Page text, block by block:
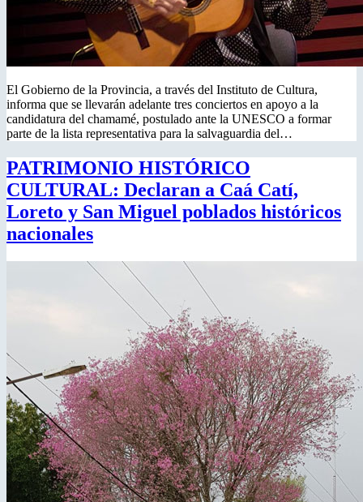
El Gobierno de la Provincia, a través del Instituto de Cultura,
informa que se llevarán adelante tres conciertos en apoyo a la
candidatura del chamamé, postulado ante la UNESCO a formar
parte de la lista representativa para la salvaguardia del…
PATRIMONIO HISTÓRICO
CULTURAL: Declaran a Caá Catí,
Loreto y San Miguel poblados históricos
nacionales